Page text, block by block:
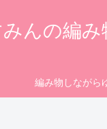
んの編み
編み物しながら